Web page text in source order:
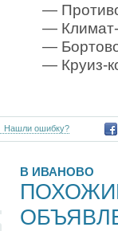
—
— Климат-
—
— Круиз-
Нашли ошибку?
В ИВАНОВО